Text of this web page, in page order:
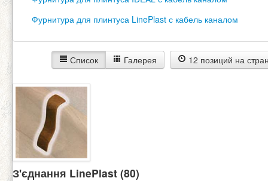
Фурнитура для плинтуса LinePlast с кабель каналом
Список Галерея 12 позиций на
З'єднання LinePlast (80)